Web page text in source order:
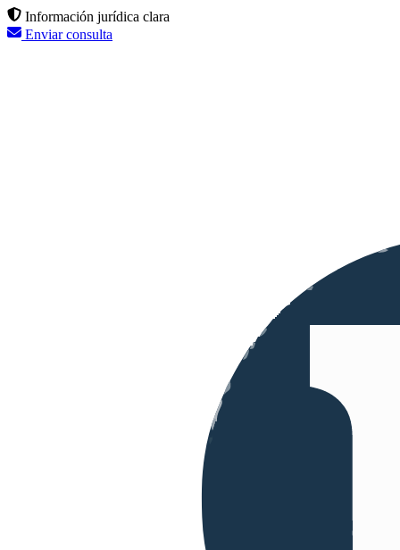
Información jurídica clara
Enviar consulta